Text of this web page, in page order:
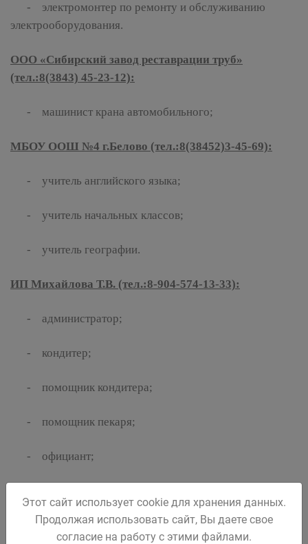
- электромонтер по ремонту и обслуживанию
электрооборудования.
ООО «Сибирский завод реставрации труб»
(тел.:8(3843) 45-23-12):
- машинист крана автомобильного;
МБОУ ООШ №4 г.Белово (тел.:8(38452)3-45-69):
- учитель английского языка;
- учитель начальных классов;
- учитель географии.
ИП Михайлова Т.В. (тел.:8-904-574-13-33):
- администратор;
- кондитер;
- помощник кондитера;
- помощник пекаря;
- официант;
- продавец продовольственных товаров.
Этот сайт использует cookie для хранения данных.
Продолжая использовать сайт, Вы даете свое
согласие на работу с этими файлами.